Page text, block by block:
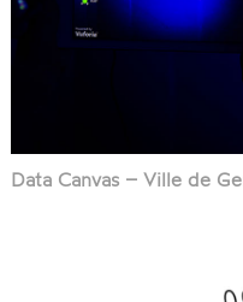
Data Canvas – Ville de